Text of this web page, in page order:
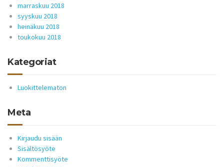
marraskuu 2018
syyskuu 2018
heinäkuu 2018
toukokuu 2018
Kategoriat
Luokittelematon
Meta
Kirjaudu sisään
Sisältösyöte
Kommenttisyöte